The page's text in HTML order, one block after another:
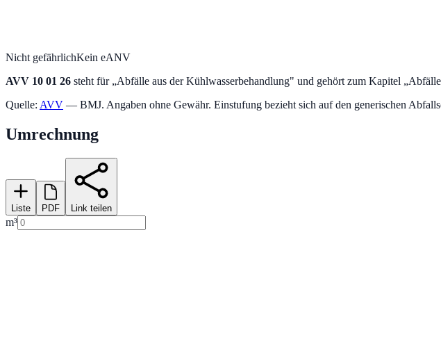
Nicht gefährlichKein eANV
AVV 10 01 26 steht für „Abfälle aus der Kühlwasserbehandlung" und gehört zum Kapitel „Abfälle
Quelle: AVV — BMJ. Angaben ohne Gewähr. Einstufung bezieht sich auf den generischen
Umrechnung
Liste PDF Link teilen
m³